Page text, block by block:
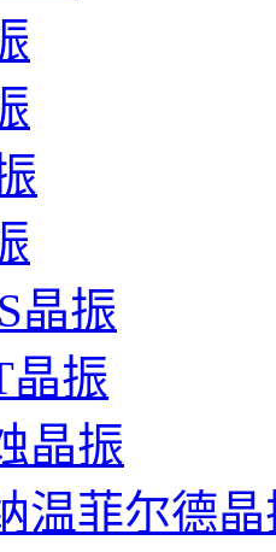
晶振
晶振
晶振
温菲尔德晶